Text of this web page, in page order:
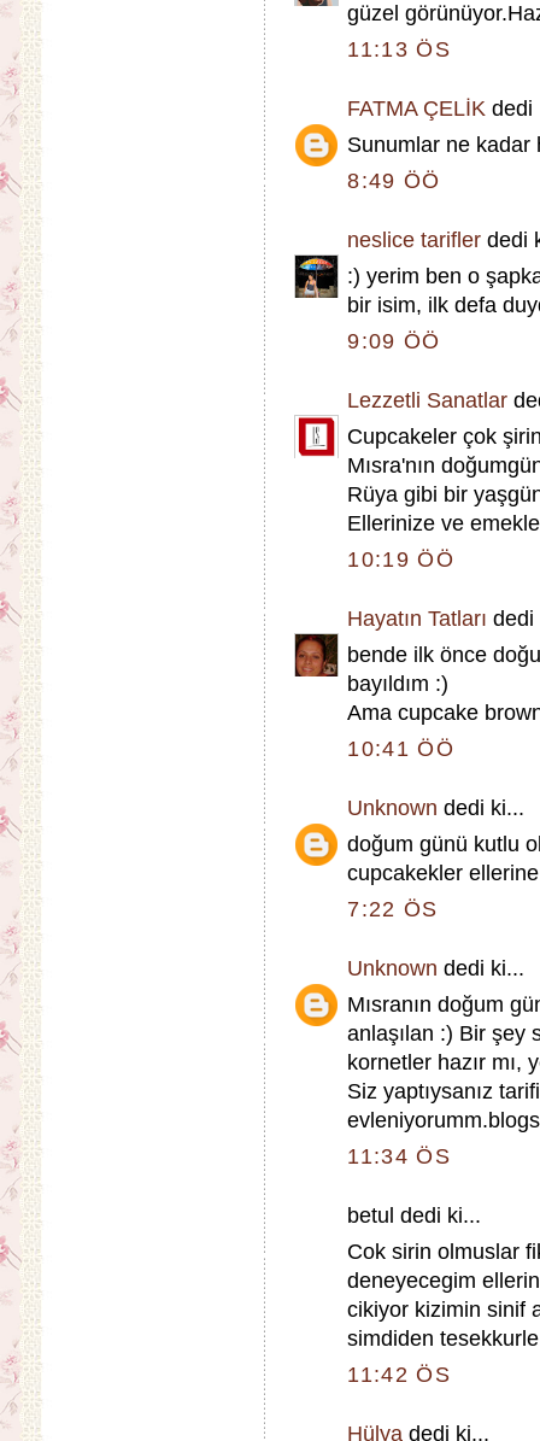
güzel
11:13 ÖS
FATMA ÇELİK dedi
Sunumlar ne kadar
8:49 ÖÖ
neslice tarifler dedi
:) yerim ben o
bir isim, ilk defa
9:09 ÖÖ
Lezzetli Sanatlar
Cupcakeler çok
Mısra'nın
Rüya gibi bir
Ellerinize ve
10:19 ÖÖ
Hayatın Tatları dedi
bende ilk önce
bayıldım :)
Ama cupcake
10:41 ÖÖ
Unknown dedi ki...
doğum günü kutlu
cupcakekler
7:22 ÖS
Unknown dedi ki...
Mısranın doğum
anlaşılan :) Bir şey
kornetler hazır mı,
Siz yaptıysanız
11:34 ÖS
betul dedi ki...
Cok sirin olmuslar
deneyecegim
cikiyor kizimin sinif
simdiden
11:42 ÖS
Hülya dedi ki...